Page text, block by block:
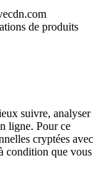
de produits
suivre, analyser
ligne. Pour ce
cryptées avec
condition que vous